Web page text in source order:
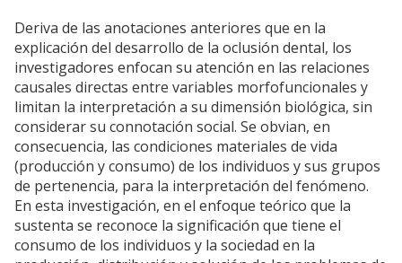
Deriva de las anotaciones anteriores que en la
explicación del desarrollo de la oclusión dental, los
investigadores enfocan su atención en las relaciones
causales directas entre variables morfofuncionales y
limitan la interpretación a su dimensión biológica, sin
considerar su connotación social. Se obvian, en
consecuencia, las condiciones materiales de vida
(producción y consumo) de los individuos y sus grupos
de pertenencia, para la interpretación del fenómeno.
En esta investigación, en el enfoque teórico que la
sustenta se reconoce la significación que tiene el
consumo de los individuos y la sociedad en la